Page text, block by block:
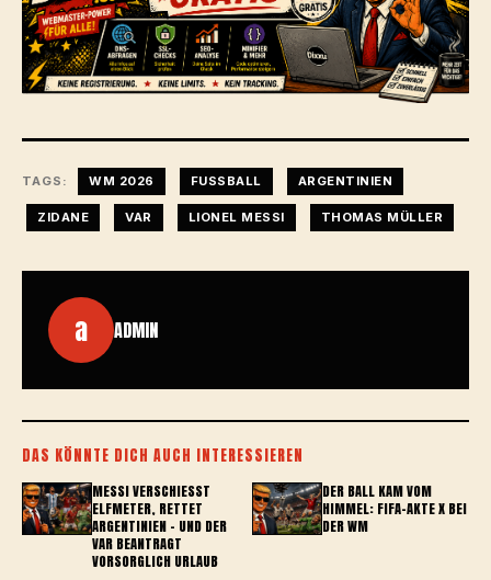
TAGS: WM 2026 FUSSBALL ARGENTINIEN
ZIDANE VAR LIONEL MESSI THOMAS MÜLLER
a ADMIN
DAS KÖNNTE DICH AUCH INTERESSIEREN
MESSI VERSCHIESST E
LFMETER, RETTET A
RGENTINIEN – UND DER V
AR BEANTRAGT V
ORSORGLICH URLAUB
DER BALL KAM VOM
HIMMEL: FIFA-AKTE X BEI
DER WM